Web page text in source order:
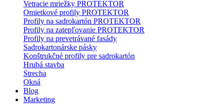
Vetracie mriežky PROTEKTOR
Omietkové profily PROTEKTOR
Profily na sadrokartón PROTEKTOR
Profily na zatepľovanie PROTEKTOR
Profily na prevetrávané fasády
Sadrokartonárske pásky
Konštrukčné profily pre sadrokartón
Hrubá stavba
Strecha
Okná
Blog
Marketing